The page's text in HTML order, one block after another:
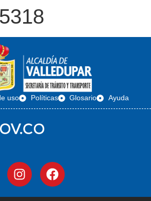
uso Políticas Glosario Ayuda